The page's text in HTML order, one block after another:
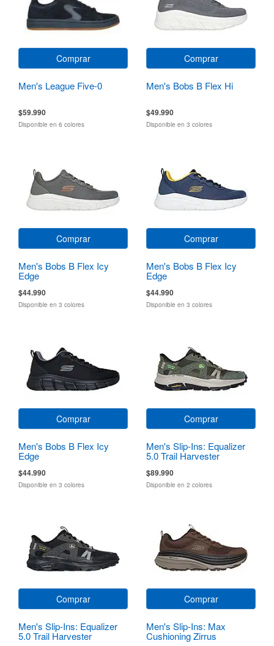
Comprar
Men's League Five-0
$59.990
Disponible en 6 colores
Comprar
Men's Bobs B Flex Hi
$49.990
Disponible en 3 colores
Comprar
Men's Bobs B Flex Icy
Edge
$44.990
Disponible en 3 colores
Comprar
Men's Bobs B Flex Icy
Edge
$44.990
Disponible en 3 colores
Comprar
Men's Bobs B Flex Icy
Edge
$44.990
Disponible en 3 colores
Comprar
Men's Slip-Ins: Equalizer
5.0 Trail Harvester
$89.990
Disponible en 2 colores
Comprar
Men's Slip-Ins: Equalizer
5.0 Trail Harvester
Comprar
Men's Slip-Ins: Max
Cushioning Zirrus